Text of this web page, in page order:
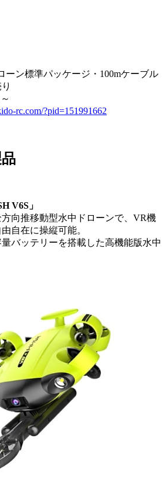
ーン標準パッケージ・100mケーブル
rc.com/?pid=151991662
V6S」
向推移動型水中ドローンで、VR機
自在に操縦可能。
バッテリーを搭載した高機能版水中